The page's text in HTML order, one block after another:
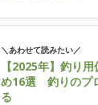
＼あわせて読みたい／
【2025年】釣り
め16選 釣りのプ
る